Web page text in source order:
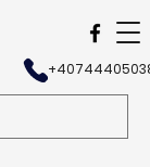
+40744405038